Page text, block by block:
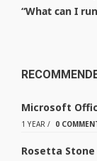
“What can I
Microsoft
1 YEAR / 0
Rosetta Stone